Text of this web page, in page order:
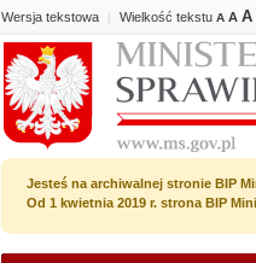
Wersja tekstowa | Wielkość tekstu A A A
Jesteś na archiwalnej stronie BIP
Od 1 kwietnia 2019 r. strona BIP